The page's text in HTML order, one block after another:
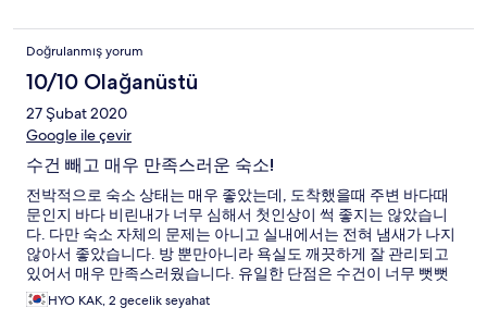
Doğrulanmış yorum
10/10 Olağanüstü
27 Şubat 2020
Google ile çevir
수건 빼고 매우 만족스러운 숙소!
전박적으로 숙소 상태는 매우 좋았는데, 도착했을때 주변 바다때
문인지 바다 비린내가 너무 심해서 첫인상이 썩 좋지는 않았습니
다. 다만 숙소 자체의 문제는 아니고 실내에서는 전혀 냄새가 나지
않아서 좋았습니다. 방 뿐만아니라 욕실도 깨끗하게 잘 관리되고
있어서 매우 만족스러웠습니다. 유일한 단점은 수건이 너무 뻣뻣
하게 말라있어서 닦을때 아플정도라 자연건조 말고 기계건조를 하
면 좋겠다는 정도입니다.
HYO KAK, 2 gecelik seyahat